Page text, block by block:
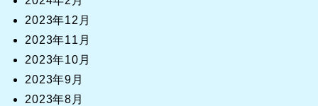
2023年12月
2023年11月
2023年10月
2023年9月
2023年8月